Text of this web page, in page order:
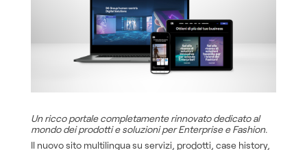
Un ricco portale completamente rinnovato dedicato al
mondo dei prodotti e soluzioni per Enterprise e Fashion.
Il nuovo sito multilingua su servizi, prodotti, case history,